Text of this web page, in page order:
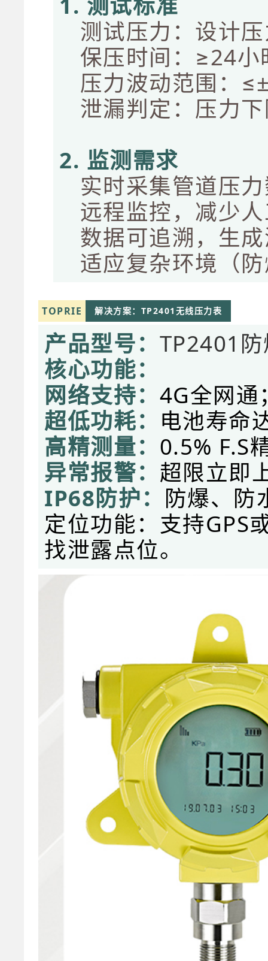
测试压力：设计
保压时间：≥24
压力波动范围：
泄漏判定：压力
2. 监测需求
实时采集管道压
远程监控，减少
数据可追溯，生
适应复杂环境（
TOPRIE 解决方案：TP2401无线压力表
产品型号： TP2401
核心功能：
网络支持： 4G全网
超低功耗： 电池寿命
高精测量： 0.5% F.S
异常报警： 超限立即
IP68防护： 防爆、
定位功能：支持GPS
找泄露点位。